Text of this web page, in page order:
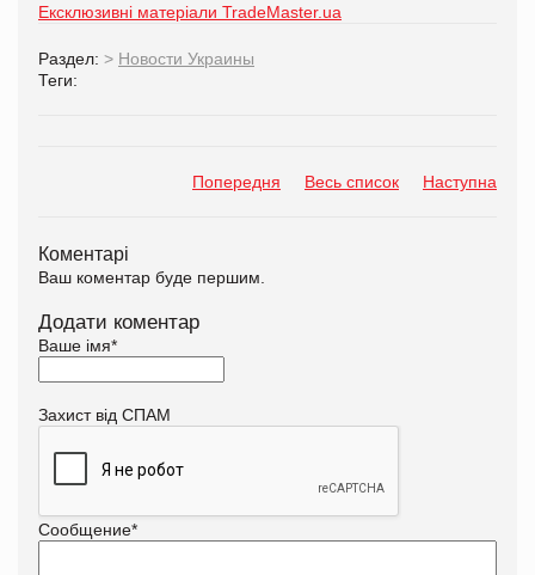
Ексклюзивні матеріали TradeMaster.ua
Раздел: > Новости Украины
Теги:
Попередня Весь список Наступна
Коментарі
Ваш коментар буде першим.
Додати коментар
Ваше імя*
Захист від СПАМ
Сообщение*